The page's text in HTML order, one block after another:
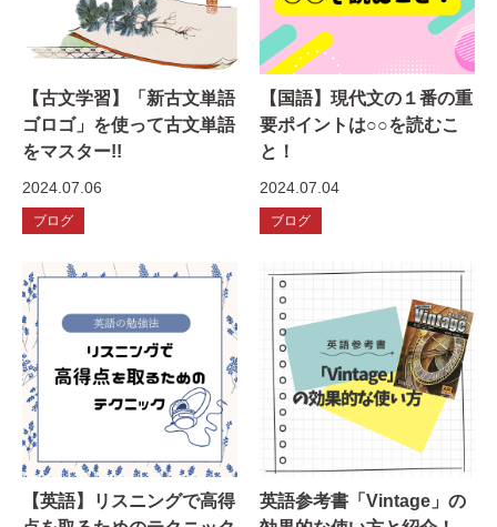
【古文学習】「新古文単語
ゴロゴ」を使って古文単語
をマスター!!
2024.07.06
ブログ
【国語】現代文の１番の重
要ポイントは○○を読むこ
と！
2024.07.04
ブログ
【英語】リスニングで高得
英語参考書「Vintage」の